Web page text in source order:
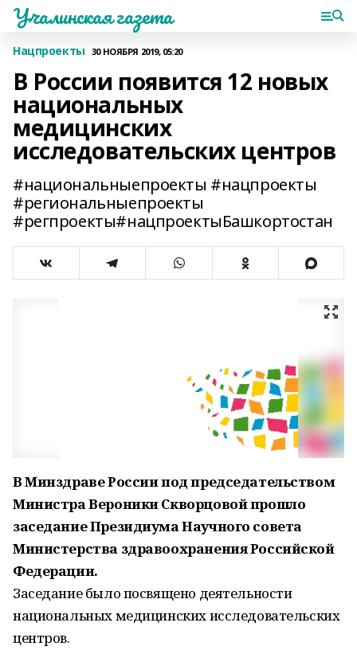
Учалинская газета
Нацпроекты 30 НОЯБРЯ 2019, 05:20
В России появится 12 новых
национальных
медицинских
исследовательских центров
#национальныепроекты #нацпроекты
#региональныепроекты
#регпроекты#нацпроектыБашкортостан
В Минздраве России под председательством
Министра Вероники Скворцовой прошло
заседание Президиума Научного совета
Министерства здравоохранения Российской
Федерации.
Заседание было посвящено деятельности
национальных медицинских исследовательских
центров.